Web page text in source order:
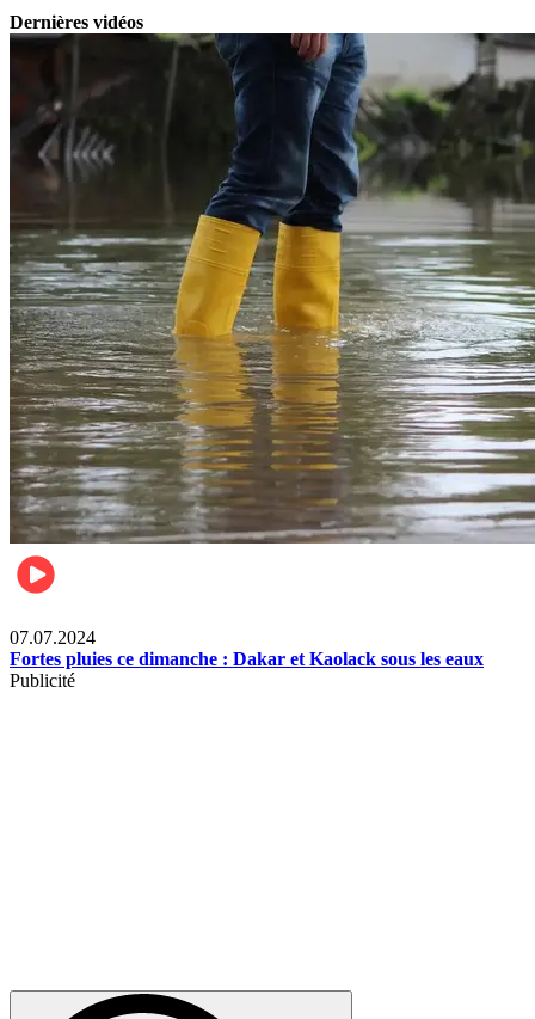
Dernières vidéos
07.07.2024
Fortes pluies ce dimanche : Dakar et Kaolack sous les eaux
Publicité